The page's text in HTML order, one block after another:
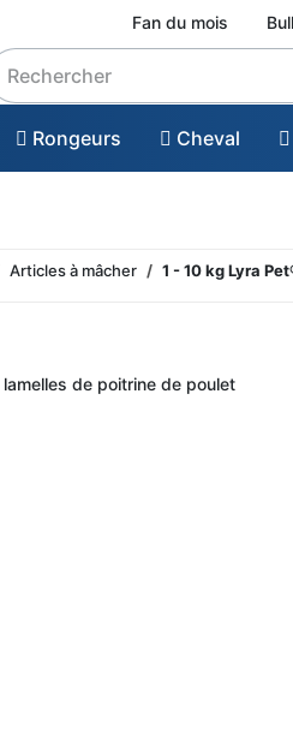
Fan du mois
Rongeurs Cheval
Articles à mâcher 1 - 10 kg Lyra